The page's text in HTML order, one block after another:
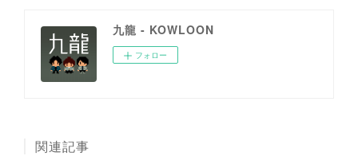
九龍 - KOWLOON
フォロー
関連記事